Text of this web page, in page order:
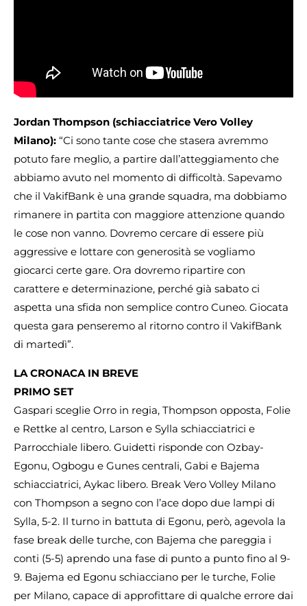
Jordan Thompson (schiacciatrice Vero Volley
Milano): “Ci sono tante cose che stasera avremmo
potuto fare meglio, a partire dall’atteggiamento che
abbiamo avuto nel momento di difficoltà. Sapevamo
che il VakifBank è una grande squadra, ma dobbiamo
rimanere in partita con maggiore attenzione quando
le cose non vanno. Dovremo cercare di essere più
aggressive e lottare con generosità se vogliamo
giocarci certe gare. Ora dovremo ripartire con
carattere e determinazione, perché già sabato ci
aspetta una sfida non semplice contro Cuneo. Giocata
questa gara penseremo al ritorno contro il VakifBank
di martedì”.
LA CRONACA IN BREVE
PRIMO SET
Gaspari sceglie Orro in regia, Thompson opposta, Folie
e Rettke al centro, Larson e Sylla schiacciatrici e
Parrocchiale libero. Guidetti risponde con Ozbay-
Egonu, Ogbogu e Gunes centrali, Gabi e Bajema
schiacciatrici, Aykac libero. Break Vero Volley Milano
con Thompson a segno con l’ace dopo due lampi di
Sylla, 5-2. Il turno in battuta di Egonu, però, agevola la
fase break delle turche, con Bajema che pareggia i
conti (5-5) aprendo una fase di punto a punto fino al 9-
9. Bajema ed Egonu schiacciano per le turche, Folie
per Milano, capace di approfittare di qualche errore dai